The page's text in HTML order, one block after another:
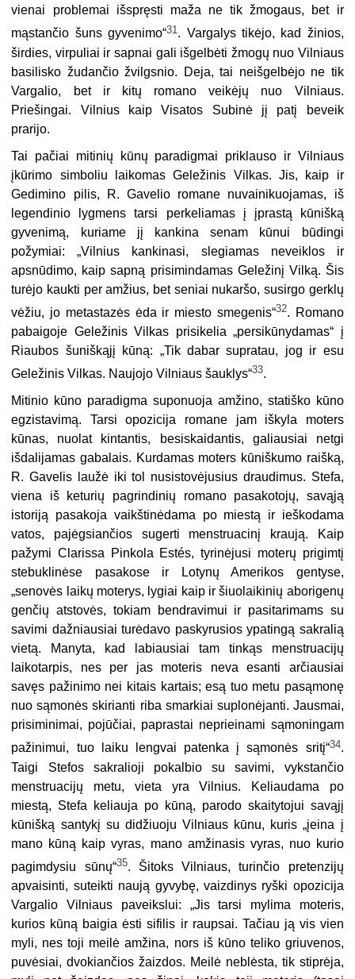
vienai problemai išspręsti maža ne tik žmogaus, bet ir
mąstančio šuns gyvenimo“31 . Vargalys tikėjo, kad žinios,
širdies, virpuliai ir sapnai gali išgelbėti žmogų nuo Vilniaus
basilisko žudančio žvilgsnio. Deja, tai neišgelbėjo ne tik
Vargalio, bet ir kitų romano veikėjų nuo Vilniaus.
Priešingai. Vilnius kaip Visatos Subinė jį patį beveik
prarijo.
Tai pačiai mitinių kūnų paradigmai priklauso ir Vilniaus
įkūrimo simboliu laikomas Geležinis Vilkas. Jis, kaip ir
Gedimino pilis, R. Gavelio romane nuvainikuojamas, iš
legendinio lygmens tarsi perkeliamas į įprastą kūnišką
gyvenimą, kuriame jį kankina senam kūnui būdingi
požymiai: „Vilnius kankinasi, slegiamas neveiklos ir
apsnūdimo, kaip sapną prisimindamas Geležinį Vilką. Šis
turėjo kaukti per amžius, bet seniai nukaršo, susirgo gerklų
vėžiu, jo metastazės ėda ir miesto smegenis“32. Romano
pabaigoje Geležinis Vilkas prisikelia „persikūnydamas“ į
Riaubos šuniškąjį kūną: „Tik dabar supratau, jog ir esu
Geležinis Vilkas. Naujojo Vilniaus šauklys“33.
Mitinio kūno paradigma suponuoja amžino, statiško kūno
egzistavimą. Tarsi opozicija romane jam iškyla moters
kūnas, nuolat kintantis, besiskaidantis, galiausiai netgi
išdalijamas gabalais. Kurdamas moters kūniškumo raišką,
R. Gavelis laužė iki tol nusistovėjusius draudimus. Stefa,
viena iš keturių pagrindinių romano pasakotojų, savąją
istoriją pasakoja vaikštinėdama po miestą ir ieškodama
vatos, pajėgsiančios sugerti menstruacinį kraują. Kaip
pažymi Clarissa Pinkola Estés, tyrinėjusi moterų prigimtį
stebuklinėse pasakose ir Lotynų Amerikos gentyse,
„senovės laikų moterys, lygiai kaip ir šiuolaikinių aborigenų
genčių atstovės, tokiam bendravimui ir pasitarimams su
savimi dažniausiai turėdavo paskyrusios ypatingą sakralią
vietą. Manyta, kad labiausiai tam tinkąs menstruacijų
laikotarpis, nes per jas moteris neva esanti arčiausiai
savęs pažinimo nei kitais kartais; esą tuo metu pasąmonę
nuo sąmonės skirianti riba smarkiai suplonėjanti. Jausmai,
prisiminimai, pojūčiai, paprastai neprieinami sąmoningam
pažinimui, tuo laiku lengvai patenka į sąmonės sritį“34.
Taigi Stefos sakralioji pokalbio su savimi, vykstančio
menstruacijų metu, vieta yra Vilnius. Keliaudama po
miestą, Stefa keliauja po kūną, parodo skaitytojui savąjį
kūnišką santykį su didžiuoju Vilniaus kūnu, kuris „įeina į
mano kūną kaip vyras, mano amžinasis vyras, nuo kurio
pagimdysiu sūnų“35. Šitoks Vilniaus, turinčio pretenzijų
apvaisinti, suteikti naują gyvybę, vaizdinys ryški opozicija
Vargalio Vilniaus paveikslui: „Jis tarsi mylima moteris,
kurios kūną baigia ėsti sifilis ir raupsai. Tačiau ją vis vien
myli, nes toji meilė amžina, nors iš kūno teliko griuvenos,
puvėsiai, dvokiančios žaizdos. Meilė neblėsta, tik stiprėja,